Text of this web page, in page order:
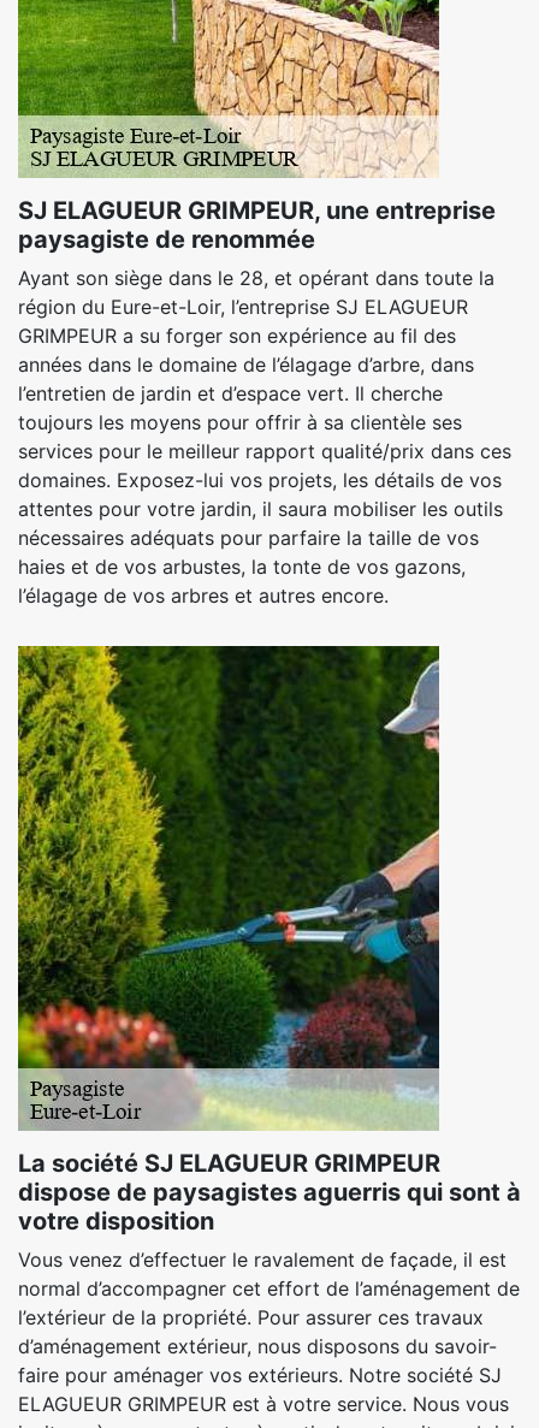
SJ ELAGUEUR GRIMPEUR, une entreprise
paysagiste de renommée
Ayant son siège dans le 28, et opérant dans toute la
région du Eure-et-Loir, l’entreprise SJ ELAGUEUR
GRIMPEUR a su forger son expérience au fil des
années dans le domaine de l’élagage d’arbre, dans
l’entretien de jardin et d’espace vert. Il cherche
toujours les moyens pour offrir à sa clientèle ses
services pour le meilleur rapport qualité/prix dans ces
domaines. Exposez-lui vos projets, les détails de vos
attentes pour votre jardin, il saura mobiliser les outils
nécessaires adéquats pour parfaire la taille de vos
haies et de vos arbustes, la tonte de vos gazons,
l’élagage de vos arbres et autres encore.
La société SJ ELAGUEUR GRIMPEUR
dispose de paysagistes aguerris qui sont à
votre disposition
Vous venez d’effectuer le ravalement de façade, il est
normal d’accompagner cet effort de l’aménagement de
l’extérieur de la propriété. Pour assurer ces travaux
d’aménagement extérieur, nous disposons du savoir-
faire pour aménager vos extérieurs. Notre société SJ
ELAGUEUR GRIMPEUR est à votre service. Nous vous